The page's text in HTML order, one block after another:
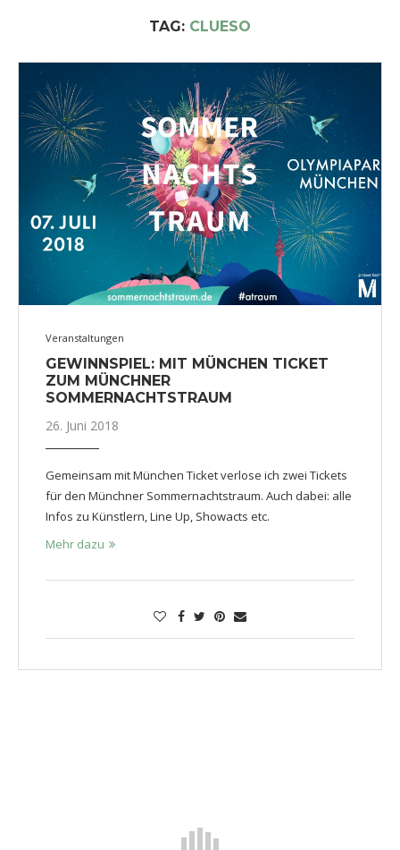
TAG: CLUESO
Veranstaltungen
GEWINNSPIEL: MIT MÜNCHEN TICKET
ZUM MÜNCHNER
SOMMERNACHTSTRAUM
26. Juni 2018
Gemeinsam mit München Ticket verlose ich zwei Tickets
für den Münchner Sommernachtstraum. Auch dabei: alle
Infos zu Künstlern, Line Up, Showacts etc.
Mehr dazu